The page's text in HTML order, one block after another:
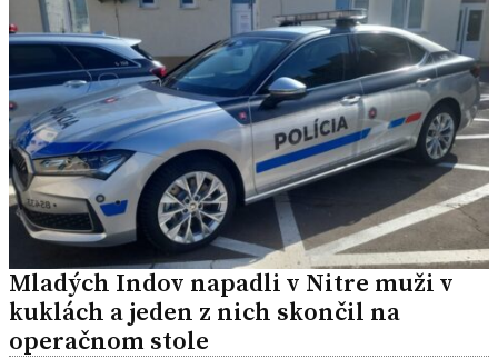
Mladých Indov napadli v Nitre muži v
kuklách a jeden z nich skončil na
operačnom stole